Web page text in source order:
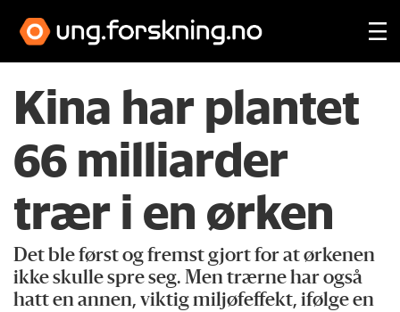
Kina har plantet
66 milliarder
trær i en ørken
Det ble først og fremst gjort for at ørkenen
ikke skulle spre seg. Men trærne har også
hatt en annen, viktig miljøfeffekt, ifølge en